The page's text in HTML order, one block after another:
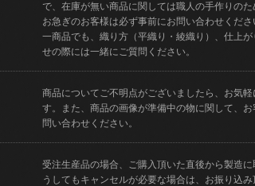
で、在庫が無い商品に関しては職人の手作りの
お急ぎのお客様は必ず事前にお問い合わせくだ
一商品でも、織り方（平織り・綾織り）、仕上
せの際には一緒にご質問ください。
商品についてご不明点がございましたら、お気
す。また、商品の画像が準備中の物に関して、
問い合わせください。
受注生産品の場合、ご購入頂いた直後から製造
うしてもキャンセルが必要な場合は、お振り込